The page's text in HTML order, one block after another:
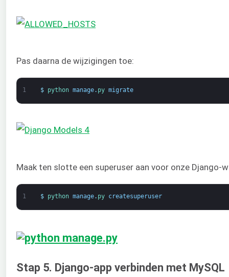
Pas daarna de wijzigingen toe:
1 $ python manage. py migrate
Maak ten slotte een superuser aan voor onze Django-
1 $ python manage. py createsuperuser
Stap 5. Django-app verbinden met MySQL